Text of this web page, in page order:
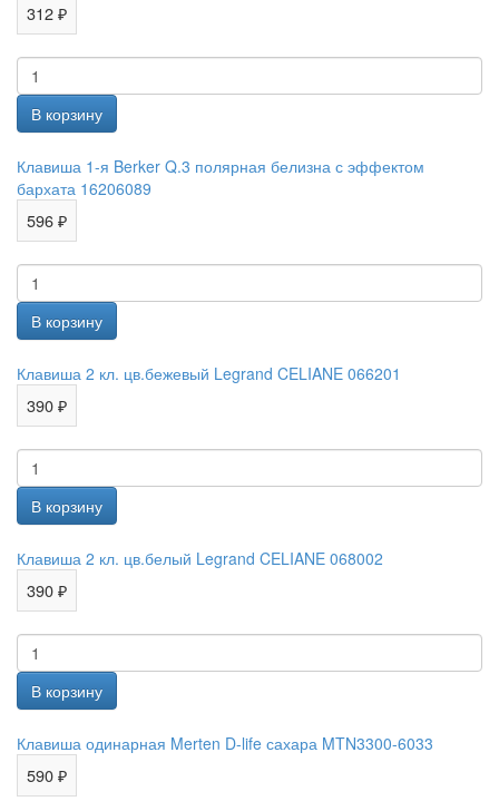
312 ₽
Клавиша 1-я Berker Q.3 полярная белизна с эффектом
бархата 16206089
596 ₽
Клавиша 2 кл. цв.бежевый Legrand CELIANE 066201
390 ₽
Клавиша 2 кл. цв.белый Legrand CELIANE 068002
390 ₽
Клавиша одинарная Merten D-life сахара MTN3300-6033
590 ₽